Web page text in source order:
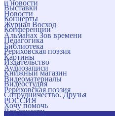
и новости
Новости
Журнал Восход
Альманах Зов времени
Библиотека
Картины
Аудиозаписи
Видеоматериалы
Рериховская поэзия
РОССИЯ
Все соцсети
Выставки
Концерты
Конференции
Педагогика
Рериховская поэзия
Издательство
Книжный магазин
Видеостудия
Сотрудничество. Друзья
Хочу помочь